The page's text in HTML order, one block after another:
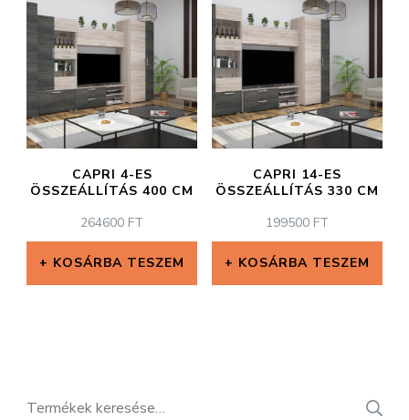
CAPRI 4-ES
ÖSSZEÁLLÍTÁS 400 CM
264600 FT
KOSÁRBA TESZEM
CAPRI 14-ES
ÖSSZEÁLLÍTÁS 330 CM
199500 FT
KOSÁRBA TESZEM
Keresés